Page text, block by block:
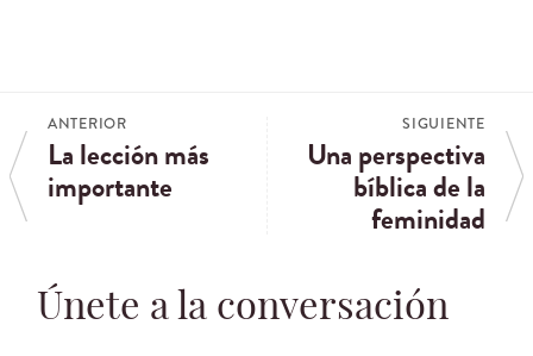
ANTERIOR
La lección más
importante
SIGUIENTE
Una perspectiva
bíblica de la
feminidad
Únete a la conversación